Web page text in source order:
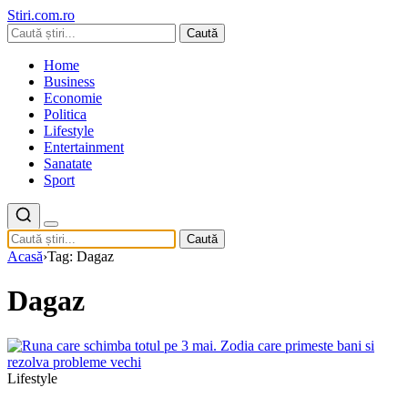
Stiri.com.ro
Caută
Home
Business
Economie
Politica
Lifestyle
Entertainment
Sanatate
Sport
Caută
Acasă›Tag: Dagaz
Dagaz
Lifestyle